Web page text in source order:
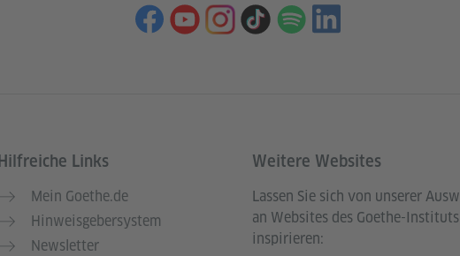
Hilfreiche Links
Mein Goethe.de
Hinweisgebersystem
Newsletter
Weitere Websites
Lassen Sie sich von unserer
an Websites des Goethe-Instituts
inspirieren: